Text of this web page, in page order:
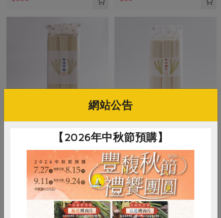
原味寬麵(麵本家)-450g/包
450克/3束
常溫
暫無庫存
原味麵條(麵本家)-450g/包
450克/3束
全素 常溫
$55
網站公告
【2026年中秋節預購】